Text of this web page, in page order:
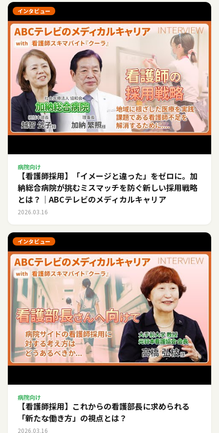
インタビュー
病院向け
【看護師採用】「イメージと違った」をゼロに。加
納総合病院が挑むミスマッチを防ぐ新しい採用戦略
とは？｜ABCテレビのメディカルキャリア
2026.03.16
インタビュー
病院向け
【看護師採用】これからの看護部長に求められる
「新たな働き方」の視点とは？
2026.03.16